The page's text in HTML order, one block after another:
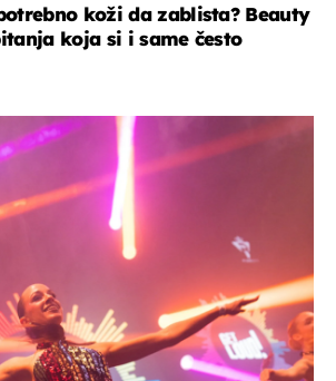
koži da zablista? Beauty
koja si i same često